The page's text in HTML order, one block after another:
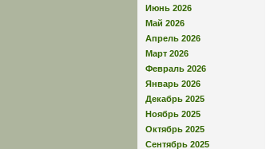
Июнь 2026
Май 2026
Апрель 2026
Март 2026
Февраль 2026
Январь 2026
Декабрь 2025
Ноябрь 2025
Октябрь 2025
Сентябрь 2025